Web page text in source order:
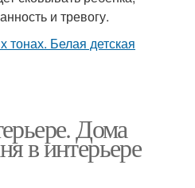
и тревогу.
Дома
в интерьере